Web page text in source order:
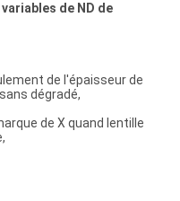
variables deND de
de l'épaisseur de
dégradé,
de X quand lentille